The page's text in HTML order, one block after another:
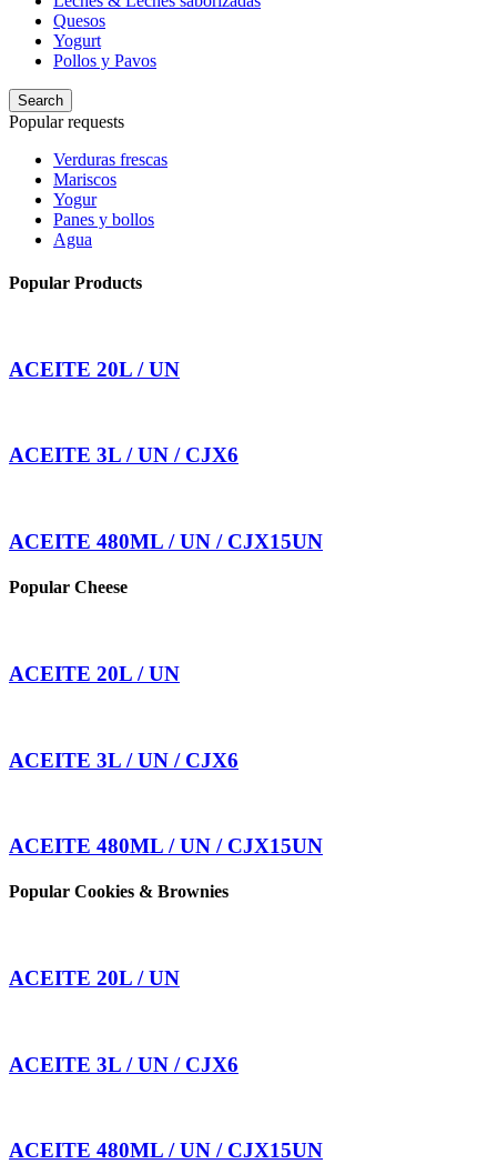
Quesos
Yogurt
Pollos y Pavos
Search
Popular requests
Verduras frescas
Mariscos
Yogur
Panes y bollos
Agua
Popular Products
ACEITE 20L / UN
ACEITE 3L / UN / CJX6
ACEITE 480ML / UN / CJX15UN
Popular Cheese
ACEITE 20L / UN
ACEITE 3L / UN / CJX6
ACEITE 480ML / UN / CJX15UN
Popular Cookies & Brownies
ACEITE 20L / UN
ACEITE 3L / UN / CJX6
ACEITE 480ML / UN / CJX15UN